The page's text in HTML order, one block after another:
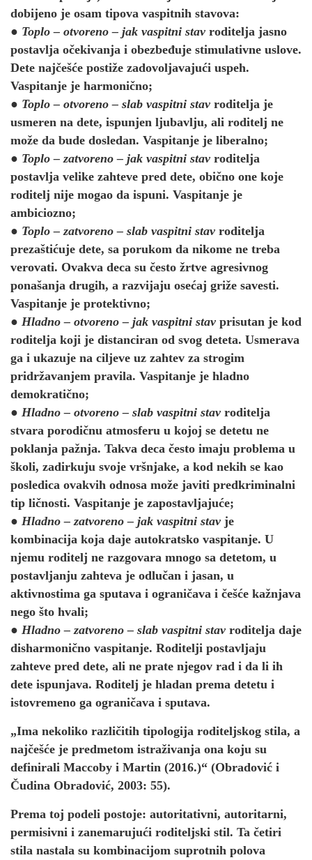
dobijeno je osam tipova vaspitnih stavova:
● Toplo – otvoreno – jak vaspitni stav roditelja jasno
postavlja očekivanja i obezbeđuje stimulativne uslove.
Dete najčešće postiže zadovoljavajući uspeh.
Vaspitanje je harmonično;
● Toplo – otvoreno – slab vaspitni stav roditelja je
usmeren na dete, ispunjen ljubavlju, ali roditelj ne
može da bude dosledan. Vaspitanje je liberalno;
● Toplo – zatvoreno – jak vaspitni stav roditelja
postavlja velike zahteve pred dete, obično one koje
roditelj nije mogao da ispuni. Vaspitanje je
ambiciozno;
● Toplo – zatvoreno – slab vaspitni stav roditelja
prezaštićuje dete, sa porukom da nikome ne treba
verovati. Ovakva deca su često žrtve agresivnog
ponašanja drugih, a razvijaju osećaj griže savesti.
Vaspitanje je protektivno;
● Hladno – otvoreno – jak vaspitni stav prisutan je kod
roditelja koji je distanciran od svog deteta. Usmerava
ga i ukazuje na ciljeve uz zahtev za strogim
pridržavanjem pravila. Vaspitanje je hladno
demokratično;
● Hladno – otvoreno – slab vaspitni stav roditelja
stvara porodičnu atmosferu u kojoj se detetu ne
poklanja pažnja. Takva deca često imaju problema u
školi, zadirkuju svoje vršnjake, a kod nekih se kao
posledica ovakvih odnosa može javiti predkriminalni
tip ličnosti. Vaspitanje je zapostavljajuće;
● Hladno – zatvoreno – jak vaspitni stav je
kombinacija koja daje autokratsko vaspitanje. U
njemu roditelj ne razgovara mnogo sa detetom, u
postavljanju zahteva je odlučan i jasan, u
aktivnostima ga sputava i ograničava i češće kažnjava
nego što hvali;
● Hladno – zatvoreno – slab vaspitni stav roditelja daje
disharmonično vaspitanje. Roditelji postavljaju
zahteve pred dete, ali ne prate njegov rad i da li ih
dete ispunjava. Roditelj je hladan prema detetu i
istovremeno ga ograničava i sputava.
„Ima nekoliko različitih tipologija roditeljskog stila, a
najčešće je predmetom istraživanja ona koju su
definirali Maccoby i Martin (2016.)“ (Obradović i
Čudina Obradović, 2003: 55).
Prema toj podeli postoje: autoritativni, autoritarni,
permisivni i zanemarujući roditeljski stil. Ta četiri
stila nastala su kombinacijom suprotnih polova